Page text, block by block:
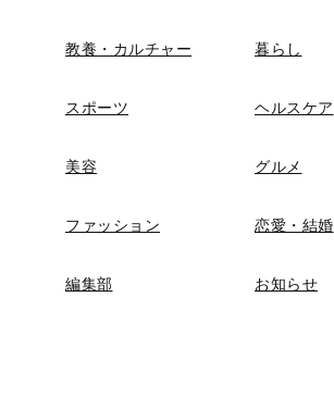
教養・カルチャー 暮らし
スポーツ ヘルスケア
美容 グルメ
ファッション 恋愛・結婚
編集部 お知らせ